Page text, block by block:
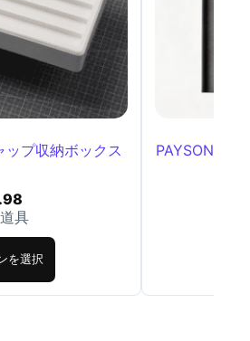
ップ収納ボックス
道具
を選択
PAYSON 24-